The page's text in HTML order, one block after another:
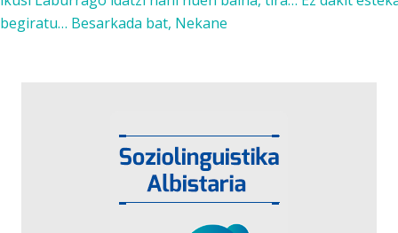
begiratu… Besarkada bat, Nekane